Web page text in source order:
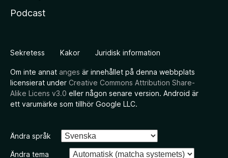
Podcast
Sekretess Kakor Juridisk information
Om inte annat anges är innehållet på denna webbplats
licensierat under Creative Commons Attribution Share-
Alike Licens v3.0 eller någon senare version. Android är
ett varumärke som tillhör Google LLC.
Ändra språk
Ändra tema